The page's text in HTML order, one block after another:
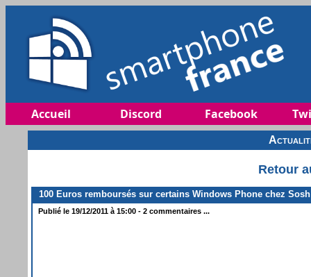
Accueil Discord Facebook
Retour
100 Euros remboursés sur certains Windows Phone chez Sosh
Publié le 19/12/2011 à 15:00 - 2 commentaires ...